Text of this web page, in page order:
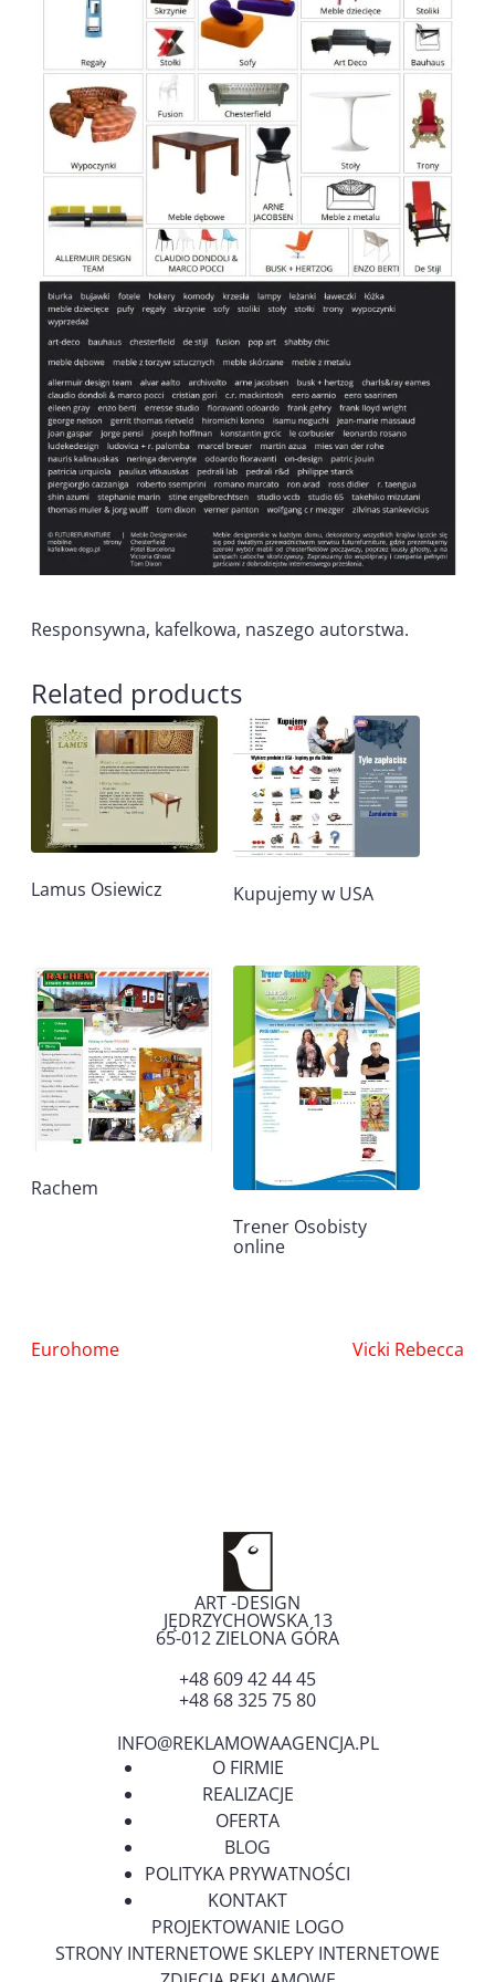
Responsywna, kafelkowa, naszego autorstwa.
Related products
Lamus Osiewicz Kupujemy w USA
Rachem
Trener Osobisty
online
Nawigacja
Eurohome Vicki Rebecca
ART -DESIGN
JĘDRZYCHOWSKA 13
65-012ZIELONA GÓRA
+48 609 42 44 45
+48 68 325 75 80
INFO@REKLAMOWAAGENCJA.PL
O FIRMIE
REALIZACJE
OFERTA
BLOG
POLITYKA PRYWATNOŚCI
KONTAKT
PROJEKTOWANIE LOGO
STRONY INTERNETOWE SKLEPY INTERNETOWE